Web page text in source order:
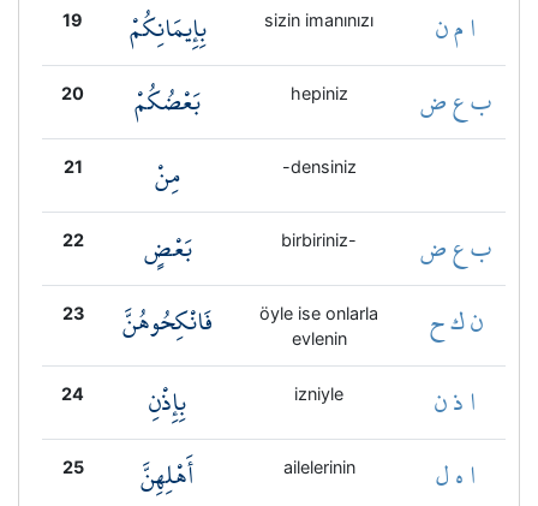
19 بِإِيمَانِكُمْ sizin imanınızı ا م ن
20 بَعْضُكُمْ hepiniz ب ع ض
21 مِنْ -densiniz
22 بَعْضٍ birbiriniz- ب ع ض
23 فَانْكِحُوهُنَّ
öyle ise onlarla
evlenin
ن ك ح
24 بِإِذْنِ izniyle ا ذ ن
25 أَهْلِهِنَّ ailelerinin ا ه ل